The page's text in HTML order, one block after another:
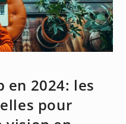
en 2024: les
pour